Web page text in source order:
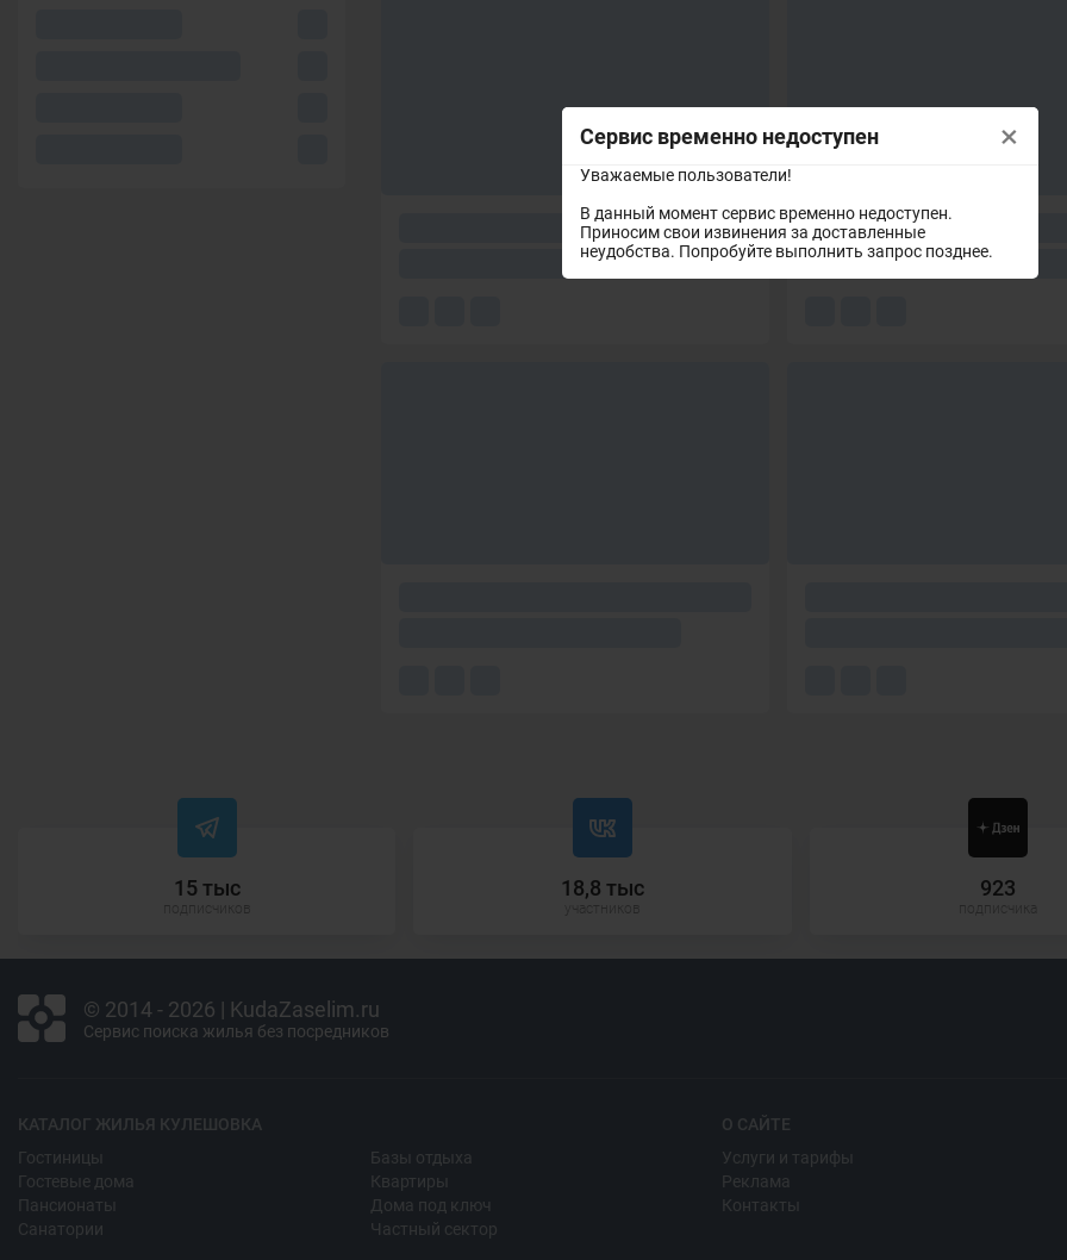
Сервис временно недоступен
Уважаемые пользователи!
В данный момент сервис временно недоступен.
Приносим свои извинения за доставленные
неудобства. Попробуйте выполнить запрос позднее.
×
15 тыс 18,8 тыс 923
© 2014 - 2026 | KudaZaselim.ru
Сервис поиска жилья без посредников
КАТАЛОГ ЖИЛЬЯ КУЛЕШОВКА
Гостиницы
Гостевые дома
Пансионаты
Санатории
Базы отдыха
Квартиры
Дома под ключ
Частный сектор
О САЙТЕ
Услуги и тарифы
Реклама
Контакты